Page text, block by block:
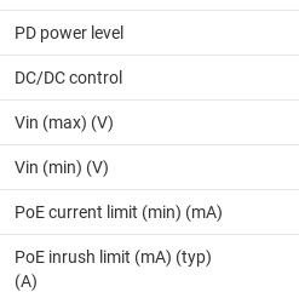
PD power level
DC/DC control
Vin (max) (V)
Vin (min) (V)
PoE current limit (min) (mA)
PoE inrush limit (mA) (typ)
(A)